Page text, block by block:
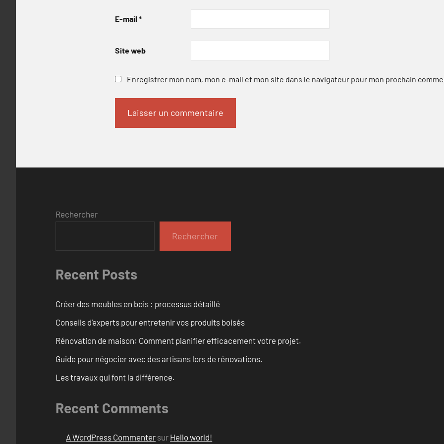
E-mail *
Site web
Enregistrer mon nom, mon e-mail et mon site dans le navigateur pour mon prochain
Rechercher
Rechercher
Recent Posts
Créer des meubles en bois : processus détaillé
Conseils d’experts pour entretenir vos produits boisés
Rénovation de maison: Comment planifier efficacement votre projet.
Guide pour négocier avec des artisans lors de rénovations.
Les travaux qui font la différence.
Recent Comments
A WordPress Commenter sur Hello world!